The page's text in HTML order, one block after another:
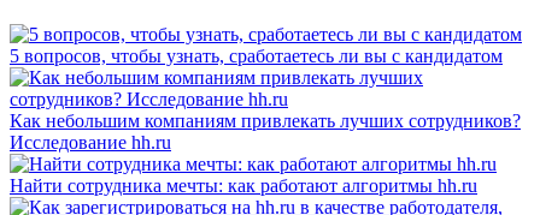
5 вопросов, чтобы узнать, сработаетесь ли вы с кандидатом
Как небольшим компаниям привлекать лучших сотрудников?
Исследование hh.ru
Найти сотрудника мечты: как работают алгоритмы hh.ru